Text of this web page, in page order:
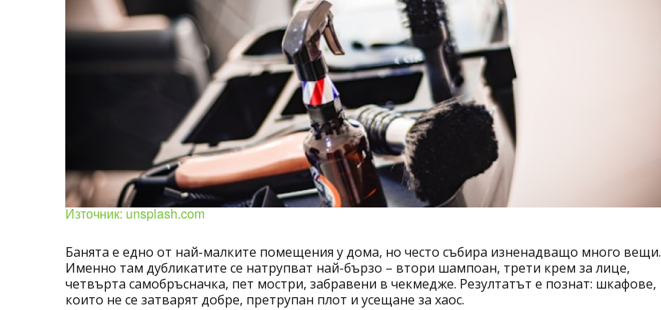
Източник: unsplash.com
Банята е едно от най-малките помещения у дома, но често събира изненадващо много вещи.
Именно там дубликатите се натрупват най-бързо – втори шампоан, трети крем за лице,
четвърта самобръсначка, пет мостри, забравени в чекмедже. Резултатът е познат: шкафове,
които не се затварят добре, претрупан плот и усещане за хаос.